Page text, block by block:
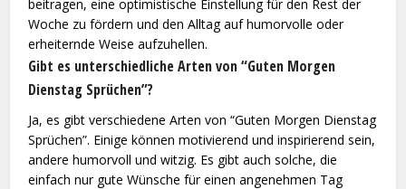
beitragen, eine optimistische Einstellung für den Rest der
Woche zu fördern und den Alltag auf humorvolle oder
erheiternde Weise aufzuhellen.
Gibt es unterschiedliche Arten von “Guten Morgen
Dienstag Sprüchen”?
Ja, es gibt verschiedene Arten von “Guten Morgen Dienstag
Sprüchen”. Einige können motivierend und inspirierend sein,
andere humorvoll und witzig. Es gibt auch solche, die
einfach nur gute Wünsche für einen angenehmen Tag